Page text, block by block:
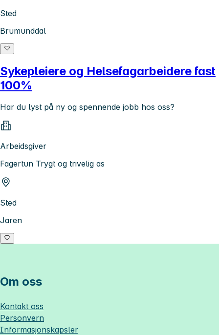
Sted
Brumunddal
Sykepleiere og Helsefagarbeidere fast
100%
Har du lyst på ny og spennende jobb hos oss?
Arbeidsgiver
Fagertun Trygt og trivelig as
Sted
Jaren
Om oss
Kontakt oss
Personvern
Informasjonskapsler